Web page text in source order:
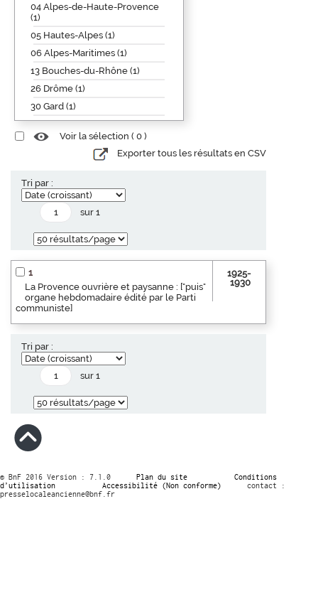
04 Alpes-de-Haute-Provence
(1)
05 Hautes-Alpes (1)
06 Alpes-Maritimes (1)
13 Bouches-du-Rhône (1)
26 Drôme (1)
30 Gard (1)
Voir la sélection ( 0 )
Exporter tous les résultats en CSV
Tri par :
sur 1
1
La Provence ouvrière et paysanne : ["puis"
organe hebdomadaire édité par le Parti
communiste]
1925-
1930
Tri par :
sur 1
© BnF 2016 Version : 7.1.0 Plan du site
Conditions
d’utilisation
Accessibilité (Non conforme)
contact :
presselocaleancienne@bnf.fr